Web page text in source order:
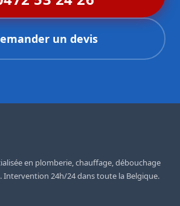
un devis
en plomberie, chauffage, débouchage
Intervention 24h/24 dans toute la Belgique.